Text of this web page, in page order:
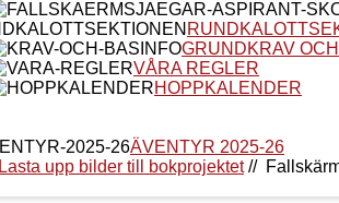
GRUNDKRAV
VÅRA REGLER
HOPPKALENDER
ÄVENTYR 2025-26
Lasta upp bilder till bokprojektet//